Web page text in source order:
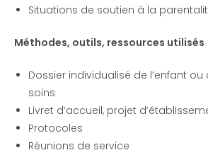
Situations de soutien à la
Méthodes, outils, ressources utilisés
Dossier individualisé de l’enfant
soins
Livret d’accueil, projet
Protocoles
Réunions de service